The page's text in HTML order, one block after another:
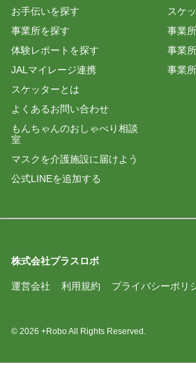
いろは姫
バレンタインコンサート
歌おう「冬の歌」
ひろせ紅白歌合戦は紅組の
お手伝いを探す
事業所を探す
体験レポートを探す
JALマイレージ連携
スケッターとは
よくあるお問い合わせ
もんちゃんのおしゃべり相談
室
マスクを介護施設に届けよう
公式LINEを追加する
スケ
事業
事業
事業
株式会社プラスロボ
運営会社 利用規約 プライバシーポリ
© 2026 +Robo All Rights Reserved.